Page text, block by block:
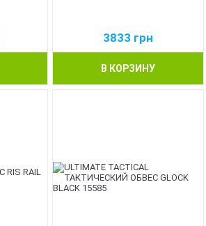
3833 грн
В КОРЗИНУ